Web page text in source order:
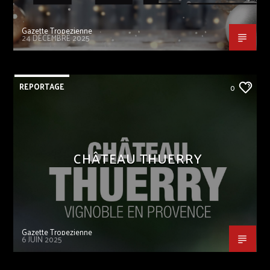
Gazette Tropezienne
24 DÉCEMBRE 2025
REPORTAGE 0
CHÂTEAU THUERRY
Gazette Tropezienne
6 JUIN 2025